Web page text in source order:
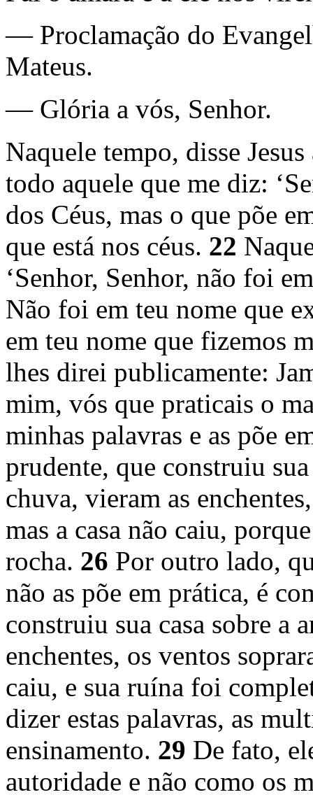
— Proclamação do
Mateus.
— Glória a vós, Senhor.
Naquele tempo, disse
todo aquele que me diz:
dos Céus, mas o que põe
que está nos céus. 22
‘Senhor, Senhor, não foi
Não foi em teu nome que
em teu nome que fizemos
lhes direi publicamente:
mim, vós que praticais o
minhas palavras e as põe
prudente, que construiu
chuva, vieram as
mas a casa não caiu,
rocha. 26 Por outro lado,
não as põe em prática, é
construiu sua casa sobre a
enchentes, os ventos
caiu, e sua ruína foi
dizer estas palavras, as
ensinamento. 29 De fato,
autoridade e não como os